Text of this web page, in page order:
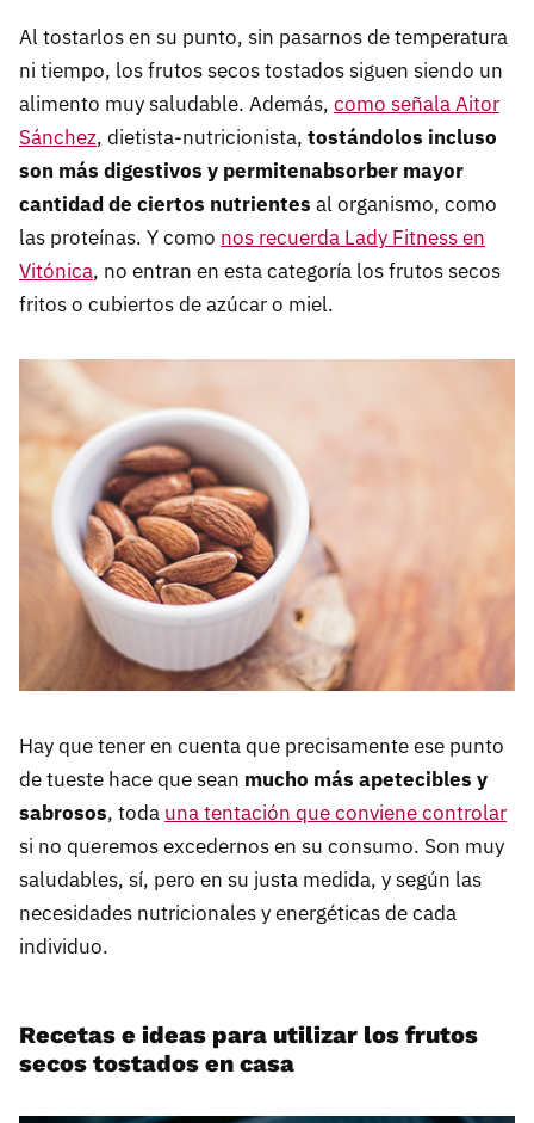
Al tostarlos en su punto, sin pasarnos de temperatura
ni tiempo, los frutos secos tostados siguen siendo un
alimento muy saludable. Además, como señala Aitor
Sánchez, dietista-nutricionista, tostándolos incluso
son más digestivos y permitenabsorber mayor
cantidad de ciertos nutrientes al organismo, como
las proteínas. Y como nos recuerda Lady Fitness en
Vitónica, no entran en esta categoría los frutos secos
fritos o cubiertos de azúcar o miel.
Hay que tener en cuenta que precisamente ese punto
de tueste hace que sean mucho más apetecibles y
sabrosos, toda una tentación que conviene controlar
si no queremos excedernos en su consumo. Son muy
saludables, sí, pero en su justa medida, y según las
necesidades nutricionales y energéticas de cada
individuo.
Recetas e ideas para utilizar los frutos
secos tostados en casa